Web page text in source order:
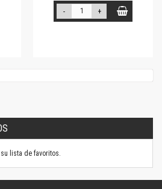
- +
lista de favoritos.